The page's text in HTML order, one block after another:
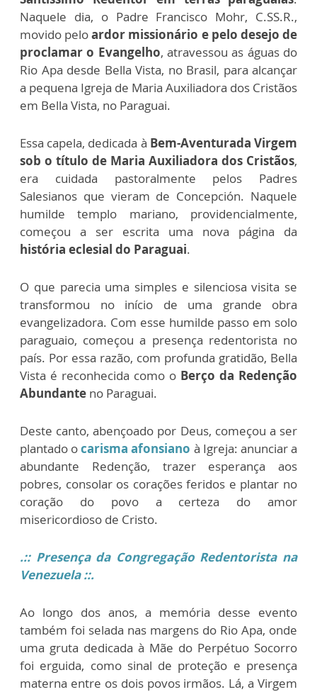
Naquele dia, o Padre Francisco Mohr, C.SS.R.,
movido peloardor missionário e pelo desejo de
proclamar o Evangelho, atravessou as águas do
Rio Apa desde Bella Vista, no Brasil, para alcançar
a pequena Igreja de Maria Auxiliadora dos Cristãos
em Bella Vista, no Paraguai.
Essa capela, dedicada à Bem-Aventurada Virgem
sob o título de Maria Auxiliadora dos Cristãos,
era cuidada pastoralmente pelos Padres
Salesianos que vieram de Concepción. Naquele
humilde templo mariano, providencialmente,
começou a ser escrita uma nova página da
história eclesial do Paraguai.
O que parecia uma simples e silenciosa visita se
transformou no início de uma grande obra
evangelizadora. Com esse humilde passo em solo
paraguaio, começou a presença redentorista no
país. Por essa razão, com profunda gratidão, Bella
Vista é reconhecida como o Berço da Redenção
Abundante no Paraguai.
Deste canto, abençoado por Deus, começou a ser
plantado ocarisma afonsiano à Igreja: anunciar a
abundante Redenção, trazer esperança aos
pobres, consolar os corações feridos e plantar no
coração do povo a certeza do amor
misericordioso de Cristo.
.:: Presença da Congregação Redentorista na
Venezuela ::.
Ao longo dos anos, a memória desse evento
também foi selada nas margens do Rio Apa, onde
uma gruta dedicada à Mãe do Perpétuo Socorro
foi erguida, como sinal de proteção e presença
materna entre os dois povos irmãos. Lá, a Virgem